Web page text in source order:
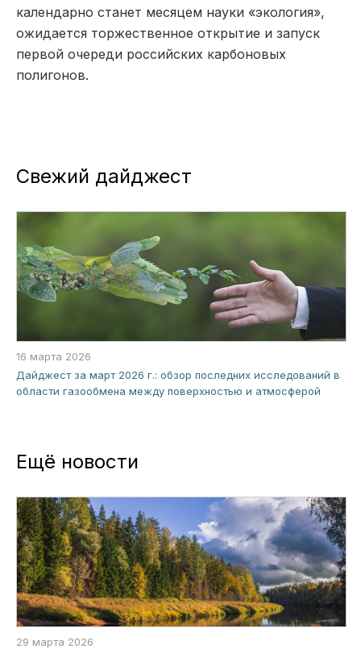
календарно станет месяцем науки «экология»,
ожидается торжественное открытие и запуск
первой очереди российских карбоновых
полигонов.
Свежий дайджест
16 марта 2026
Дайджест за март 2026 г.: обзор последних исследований в
области газообмена между поверхностью и атмосферой
Ещё новости
29 марта 2026